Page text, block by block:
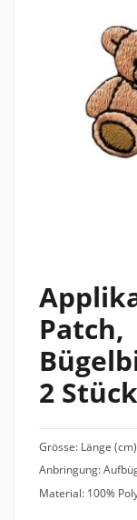
Patch,
2 Stück
Grösse: Länge
Anbringung:
Material: 100%